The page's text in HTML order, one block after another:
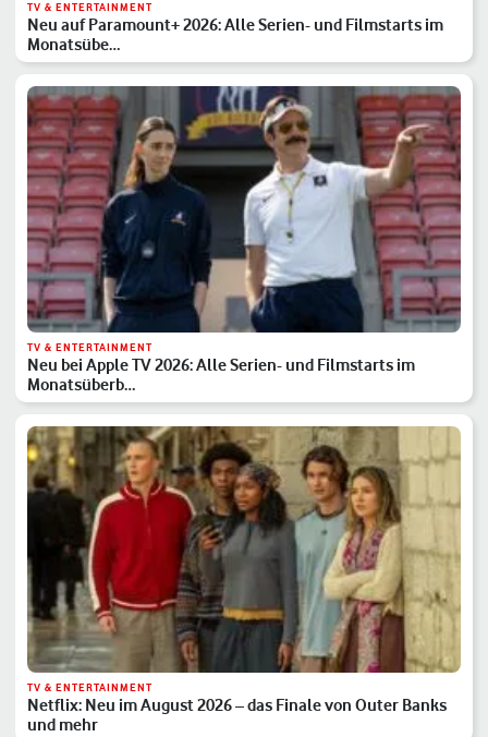
TV & ENTERTAINMENT
Neu auf Paramount+ 2026: Alle Serien- und Filmstarts im
Monatsübe…
TV & ENTERTAINMENT
Neu bei Apple TV 2026: Alle Serien- und Filmstarts im
Monatsüberb…
TV & ENTERTAINMENT
Netflix: Neu im August 2026 – das Finale von Outer Banks
und mehr